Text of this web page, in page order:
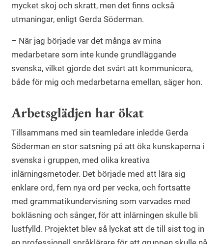
mycket skoj och skratt, men det finns också
utmaningar, enligt Gerda Söderman.
– När jag började var det många av mina
medarbetare som inte kunde grundläggande
svenska, vilket gjorde det svårt att kommunicera,
både för mig och medarbetarna emellan, säger hon.
Arbetsglädjen har ökat
Tillsammans med sin teamledare inledde Gerda
Söderman en stor satsning på att öka kunskaperna i
svenska i gruppen, med olika kreativa
inlärningsmetoder. Det började med att lära sig
enklare ord, fem nya ord per vecka, och fortsatte
med grammatikundervisning som varvades med
bokläsning och sånger, för att inlärningen skulle bli
lustfylld. Projektet blev så lyckat att de till sist tog in